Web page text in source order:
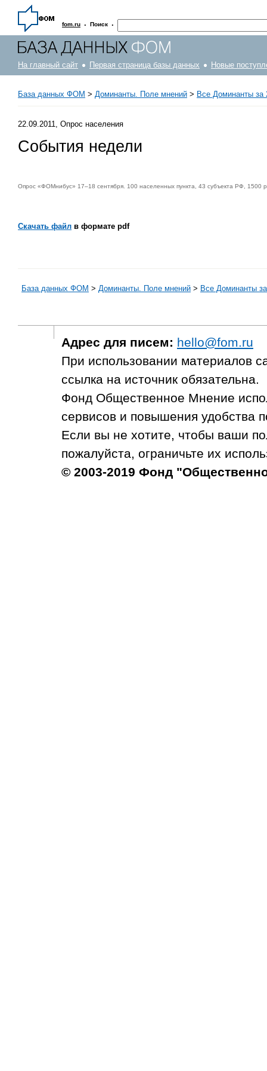
fom.ru · Поиск ·
На главный сайт Первая страница базы данных Новые
База данных ФОМ > Доминанты. Поле мнений > Все Доминанты за
22.09.2011, Опрос населения
События недели
Опрос «ФОМнибус» 17–18 сентября. 100 населенных пункта, 43 субъекта РФ, 1500
Скачать файл в формате pdf
База данных ФОМ > Доминанты. Поле мнений > Все Доминанты
Адрес для писем: hello@fom.ru
При использовании материалов
ссылка на источник обязательна.
Фонд Общественное Мнение
сервисов и повышения удобства
Если вы не хотите, чтобы ваши
пожалуйста, ограничьте их
© 2003-2019 Фонд